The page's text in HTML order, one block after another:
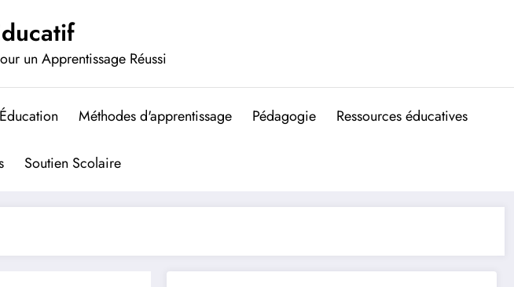
un Apprentissage Réussi
Éducation Méthodes d'apprentissage Pédagogie Ressources éducatives
Soutien Scolaire